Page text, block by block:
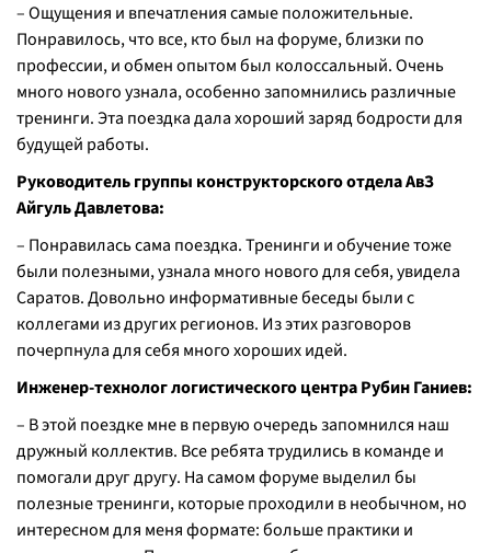
– Ощущения и впечатления самые положительные.
Понравилось, что все, кто был на форуме, близки по
профессии, и обмен опытом был колоссальный. Очень
много нового узнала, особенно запомнились различные
тренинги. Эта поездка дала хороший заряд бодрости для
будущей работы.
Руководитель группы конструкторского отдела АвЗ
Айгуль Давлетова:
– Понравилась сама поездка. Тренинги и обучение тоже
были полезными, узнала много нового для себя, увидела
Саратов. Довольно информативные беседы были с
коллегами из других регионов. Из этих разговоров
почерпнула для себя много хороших идей.
Инженер-технолог логистического центра Рубин Ганиев:
– В этой поездке мне в первую очередь запомнился наш
дружный коллектив. Все ребята трудились в команде и
помогали друг другу. На самом форуме выделил бы
полезные тренинги, которые проходили в необычном, но
интересном для меня формате: больше практики и